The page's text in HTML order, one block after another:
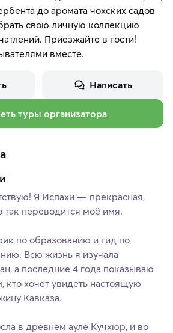
до аромата чохских садов
свою личную коллекцию
Приезжайте в гости!
вместе.
Написать
туры организатора
Я Испахи — прекрасная,
так переводится моё имя.
по образованию и гид по
Всю жизнь я изучала
а последние 4 года показываю
кто хочет увидеть настоящую
Кавказа.
в древнем ауле Кучхюр, и во